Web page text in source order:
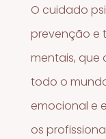
O cuidado
prevenção e
mentais, que
todo o
emocional e
os